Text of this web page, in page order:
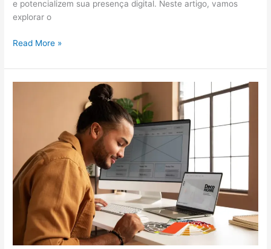
e potencializem sua presença digital. Neste artigo, vamos
explorar o
Read More »
Profissional
Conhecimento
em
Programação